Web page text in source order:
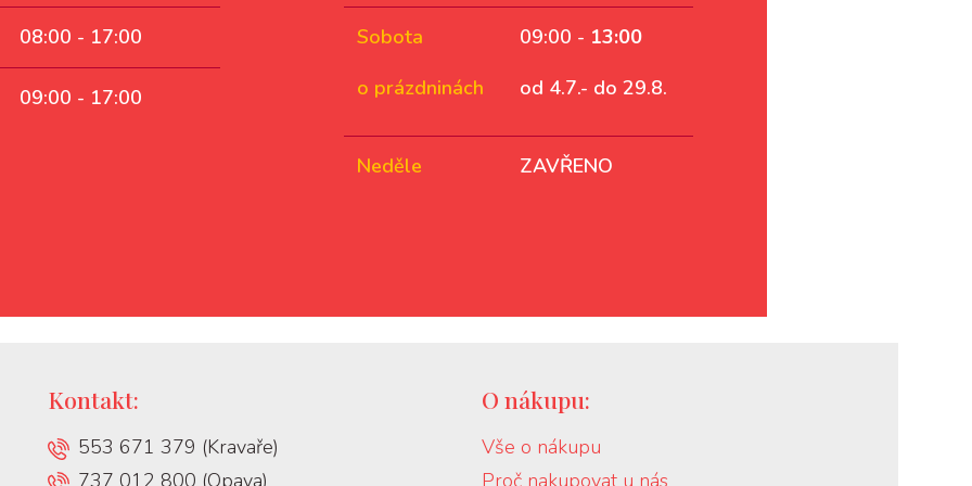
08:00 - 17:00
09:00 - 17:00
Sobota
o prázdninách
09:00 - 13:00
od 4.7.- do 29.8.
Neděle ZAVŘENO
Kontakt:
553 671 379 (Kravaře)
737 012 800 (Opava)
O nákupu:
Vše o nákupu
Proč nakupovat u nás